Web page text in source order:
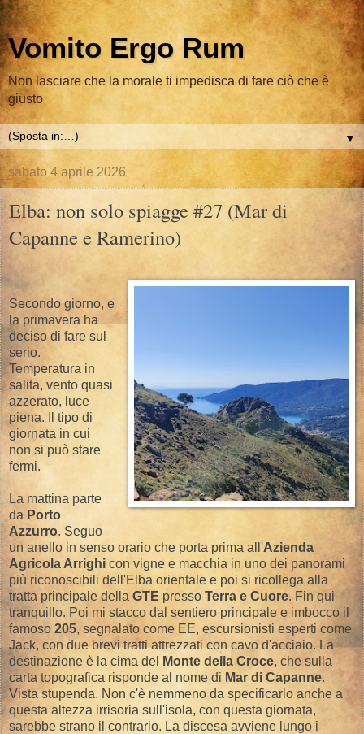
Vomito Ergo Rum
Non lasciare che la morale ti impedisca di fare ciò che è
giusto
▼
sabato 4 aprile 2026
Elba: non solo spiagge #27 (Mar di
Capanne e Ramerino)
Secondo giorno, e
la primavera ha
deciso di fare sul
serio.
Temperatura in
salita, vento quasi
azzerato, luce
piena. Il tipo di
giornata in cui
non si può stare
fermi.
La mattina parte
da Porto
Azzurro. Seguo
un anello in senso orario che porta prima all'Azienda
Agricola Arrighi con vigne e macchia in uno dei panorami
più riconoscibili dell'Elba orientale e poi si ricollega alla
tratta principale della GTE presso Terra e Cuore. Fin qui
tranquillo. Poi mi stacco dal sentiero principale e imbocco il
famoso 205, segnalato come EE, escursionisti esperti come
Jack, con due brevi tratti attrezzati con cavo d'acciaio. La
destinazione è la cima del
Monte della Croce, che sulla
carta topografica risponde al nome di Mar di Capanne.
Vista stupenda. Non c'è nemmeno da specificarlo anche a
questa altezza irrisoria sull'isola, con questa giornata,
sarebbe strano il contrario. La discesa avviene lungo i